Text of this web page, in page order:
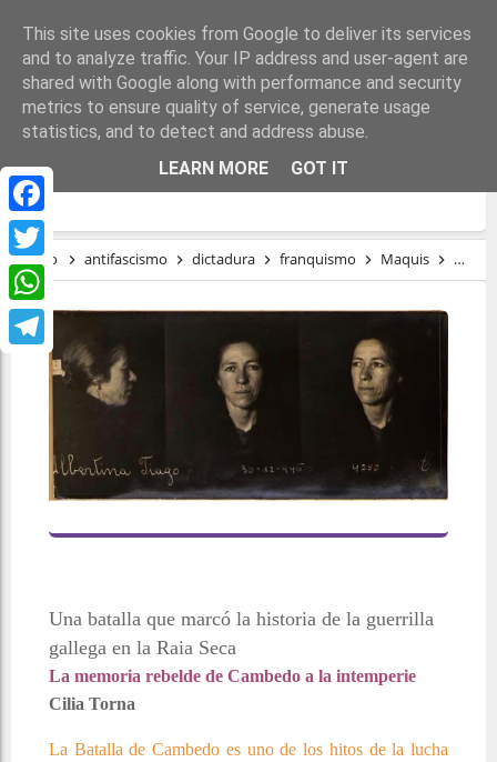
Facebook
Twitter
WhatsApp
Telegram
LA MEMORIA REBELDE DE CAMBEDO A LA
INTEMPERIE
Inicio antifascismo dictadura franquismo Maquis
Una batalla que marcó la historia de la guerrilla
gallega en la Raia Seca
La memoria rebelde de Cambedo a la intemperie
Cilia Torna
La Batalla de Cambedo es uno de los hitos de la lucha
This site uses cookies from Google to deliver its services
and to analyze traffic. Your IP address and user-agent are
shared with Google along with performance and security
metrics to ensure quality of service, generate usage
statistics, and to detect and address abuse.
LEARN MORE
GOT IT